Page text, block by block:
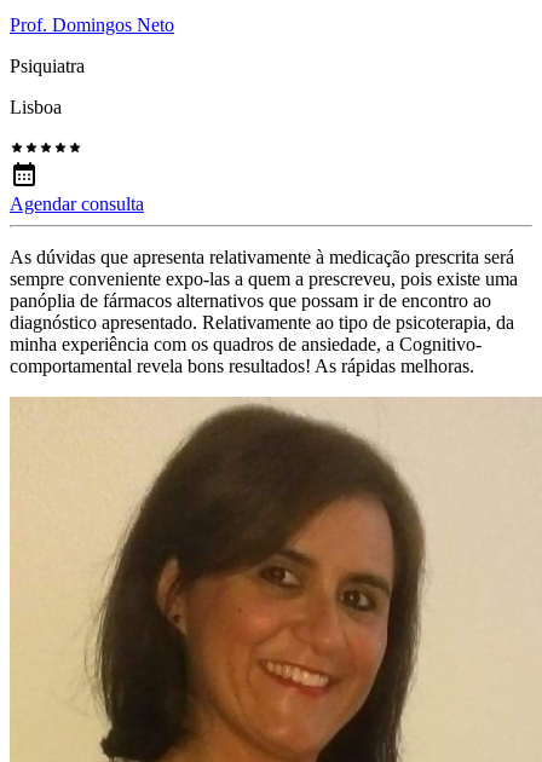
Prof. Domingos Neto
Psiquiatra
Lisboa
Agendar consulta
As dúvidas que apresenta relativamente à medicação prescrita será
sempre conveniente expo-las a quem a prescreveu, pois existe uma
panóplia de fármacos alternativos que possam ir de encontro ao
diagnóstico apresentado. Relativamente ao tipo de psicoterapia, da
minha experiência com os quadros de ansiedade, a Cognitivo-
comportamental revela bons resultados! As rápidas melhoras.